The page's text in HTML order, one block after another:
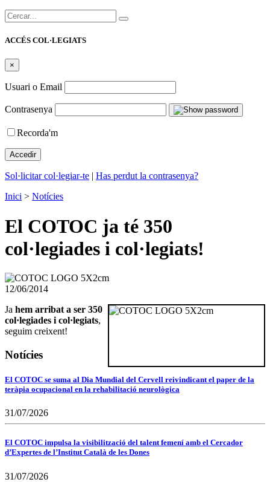
Cercar:
ACCÉS COL·LEGIATS
×
Usuari o Email
Contrasenya
Recorda'm
Sol·licitar col·legiar-te | Has perdut la contrasenya?
Inici > Notícies
El COTOC ja té 350
col·legiades i col·legiats!
12/06/2014
Ja hem arribat a ser 350
col·legiades i col·legiats,
seguim creixent!
Notícies
El COTOC se suma al Dia Mundial del Cervell reivindicant el paper de la
teràpia ocupacional en la rehabilitació neurològica
31/07/2026
El COTOC impulsa la visibilització del talent femení amb el Cercador
d’Expertes de l’Institut Català de les Dones
31/07/2026